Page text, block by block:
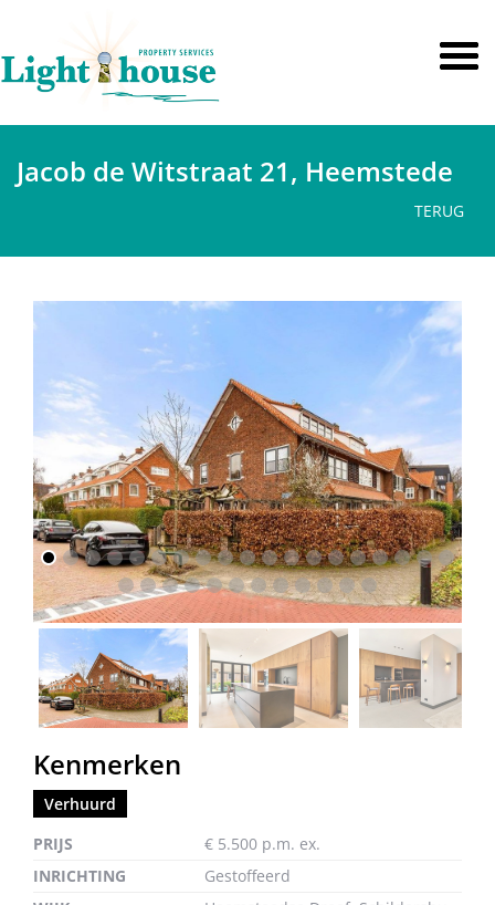
Jacob de Witstraat 21, Heemstede
TERUG
vorige
vorige
Kenmerken
Verhuurd
PRIJS
€ 5.500 p.m. ex.
INRICHTING
Gestoffeerd